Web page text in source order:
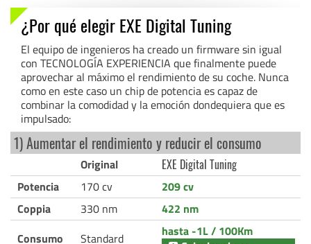
¿Por qué elegir EXE Digital Tuning
El equipo de ingenieros ha creado un firmware sin igual
con TECNOLOGÍA EXPERIENCIA que finalmente puede
aprovechar al máximo el rendimiento de su coche. Nunca
como en este caso un chip de potencia es capaz de
combinar la comodidad y la emoción dondequiera que es
impulsado:
1) Aumentar el rendimiento y reducir el consumo
Original
EXE Digital Tuning
Potencia
170 cv
209 cv
Coppia
330 nm
422 nm
Consumo
Standard
hasta -1L / 100Km